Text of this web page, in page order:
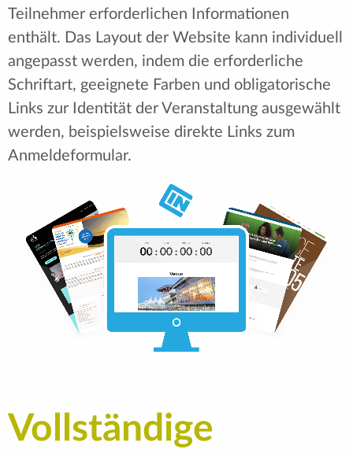
Teilnehmer erforderlichen Informationen
enthält. Das Layout der Website kann individuell
angepasst werden, indem die erforderliche
Schriftart, geeignete Farben und obligatorische
Links zur Identität der Veranstaltung ausgewählt
werden, beispielsweise direkte Links zum
Anmeldeformular.
Vollständige